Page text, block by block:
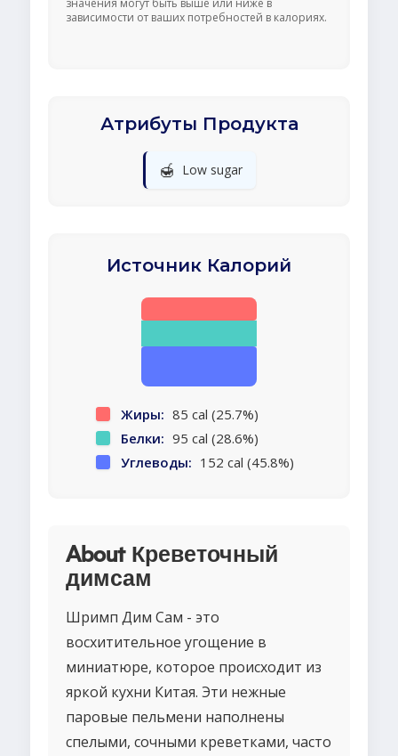
значения могут быть выше или ниже в
зависимости от ваших потребностей в калориях.
Атрибуты Продукта
🍯 Low sugar
Источник Калорий
Жиры: 85 cal (25.7%)
Белки: 95 cal (28.6%)
Углеводы: 152 cal (45.8%)
About Креветочный
димсам
Шримп Дим Сам - это
восхитительное угощение в
миниатюре, которое происходит из
яркой кухни Китая. Эти нежные
паровые пельмени наполнены
спелыми, сочными креветками, часто